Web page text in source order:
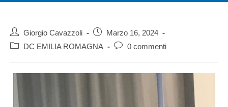
Giorgio Cavazzoli
Marzo 16, 2024
DC EMILIA ROMAGNA
0 commenti